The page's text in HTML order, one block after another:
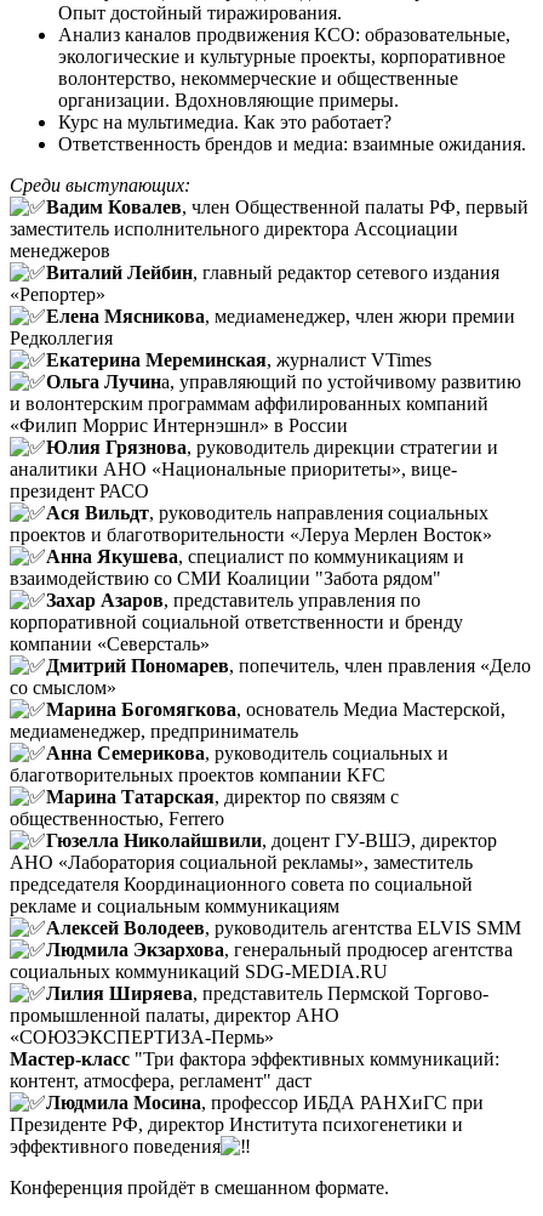
Опыт достойный тиражирования.
Анализ каналов продвижения КСО: образовательные,
экологические и культурные проекты, корпоративное
волонтерство, некоммерческие и общественные
организации. Вдохновляющие примеры.
Курс на мультимедиа. Как это работает?
Ответственность брендов и медиа: взаимные ожидания.
Среди выступающих:
Вадим Ковалев, член Общественной палаты РФ, первый
заместитель исполнительного директора Ассоциации
менеджеров
Виталий Лейбин, главный редактор сетевого издания
«Репортер»
Елена Мясникова, медиаменеджер, член жюри премии
Редколлегия
Екатерина Мереминская, журналист VTimes
Ольга Лучина, управляющий по устойчивому развитию
и волонтерским программам аффилированных компаний
«Филип Моррис Интернэшнл» в России
Юлия Грязнова, руководитель дирекции стратегии и
аналитики АНО «Национальные приоритеты», вице-
президент РАСО
Ася Вильдт, руководитель направления социальных
проектов и благотворительности «Леруа Мерлен Восток»
Анна Якушева, специалист по коммуникациям и
взаимодействию со СМИ Коалиции "Забота рядом"
Захар Азаров, представитель управления по
корпоративной социальной ответственности и бренду
компании «Северсталь»
Дмитрий Пономарев, попечитель, член правления «Дело
со смыслом»
Марина Богомягкова, основатель Медиа Мастерской,
медиаменеджер, предприниматель
Анна Семерикова, руководитель социальных и
благотворительных проектов компании KFC
Марина Татарская, директор по связям с
общественностью, Ferrero
Гюзелла Николайшвили, доцент ГУ-ВШЭ, директор
АНО «Лаборатория социальной рекламы», заместитель
председателя Координационного совета по социальной
рекламе и социальным коммуникациям
Алексей Володеев, руководитель агентства ELVIS SMM
Людмила Экзархова, генеральный продюсер агентства
социальных коммуникаций SDG-MEDIA.RU
Лилия Ширяева, представитель Пермской Торгово-
промышленной палаты, директор АНО
«СОЮЗЭКСПЕРТИЗА-Пермь»
Мастер-класс "Три фактора эффективных коммуникаций:
контент, атмосфера, регламент" даст
Людмила Мосина, профессор ИБДА РАНХиГС при
Президенте РФ, директор Института психогенетики и
эффективного поведения
Конференция пройдёт в смешанном формате.